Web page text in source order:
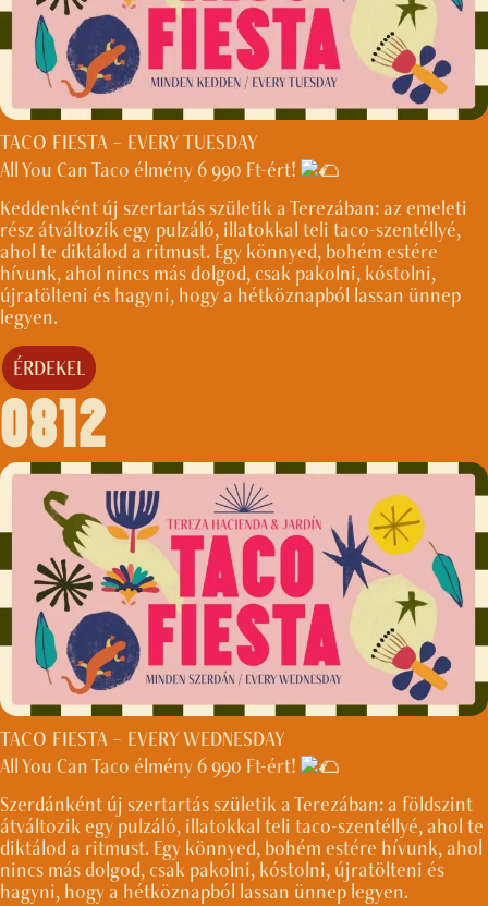
TACO FIESTA – EVERY TUESDAY
All You Can Taco élmény 6 990 Ft-ért!
Keddenként új szertartás születik a Terezában: az emeleti
rész átváltozik egy pulzáló, illatokkal teli taco-szentéllyé,
ahol te diktálod a ritmust. Egy könnyed, bohém estére
hívunk, ahol nincs más dolgod, csak pakolni, kóstolni,
újratölteni és hagyni, hogy a hétköznapból lassan ünnep
legyen.
ÉRDEKEL
0812
TACO FIESTA – EVERY WEDNESDAY
All You Can Taco élmény 6 990 Ft-ért!
Szerdánként új szertartás születik a Terezában: a földszint
átváltozik egy pulzáló, illatokkal teli taco-szentéllyé, ahol te
diktálod a ritmust. Egy könnyed, bohém estére hívunk, ahol
nincs más dolgod, csak pakolni, kóstolni, újratölteni és
hagyni, hogy a hétköznapból lassan ünnep legyen.